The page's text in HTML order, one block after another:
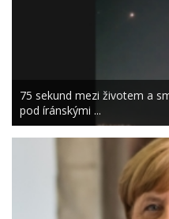
75 sekund mezi životem a
pod íránskými ...